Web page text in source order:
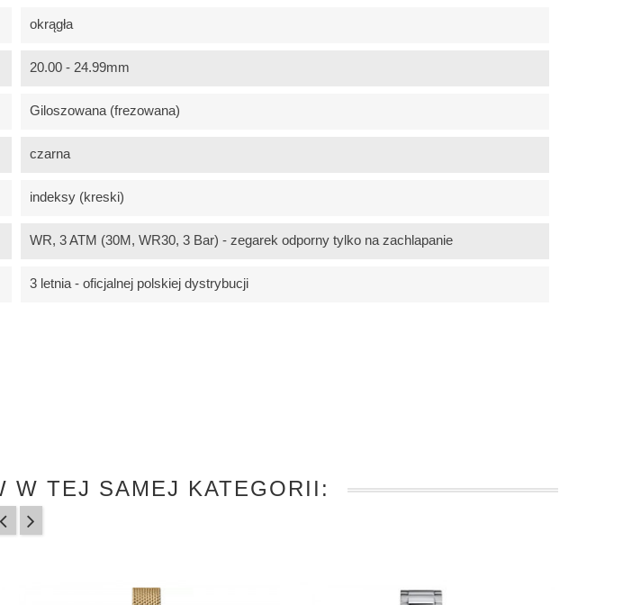
okrągła
20.00 - 24.99mm
Giloszowana (frezowana)
czarna
indeksy (kreski)
WR, 3 ATM (30M, WR30, 3 Bar) - zegarek odporny tylko na zachlapanie
3 letnia - oficjalnej polskiej dystrybucji
W TEJ SAMEJ KATEGORII: